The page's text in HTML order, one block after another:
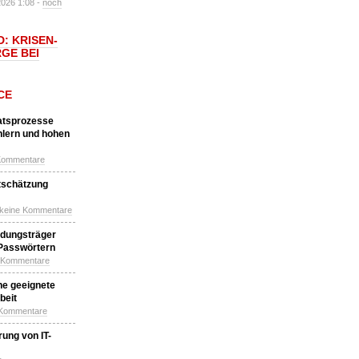
1:08 - noch
KRISEN-
BEI
und hohen
Kommentare
geeignete
von IT-